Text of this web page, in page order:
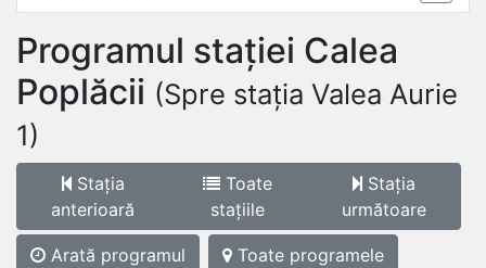
Programul stației Calea
Poplăcii (Spre stația Valea Aurie
1)
Stația
anterioară
Toate
stațiile
Stația
următoare
Arată programul
Toate programele